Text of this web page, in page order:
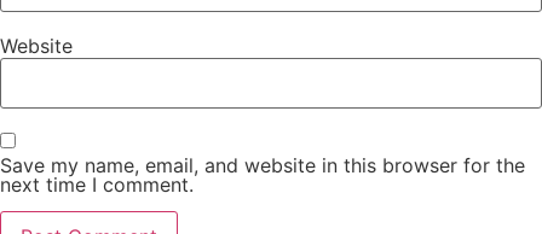
Website
Save my name, email, and website in this browser for the
next time I comment.